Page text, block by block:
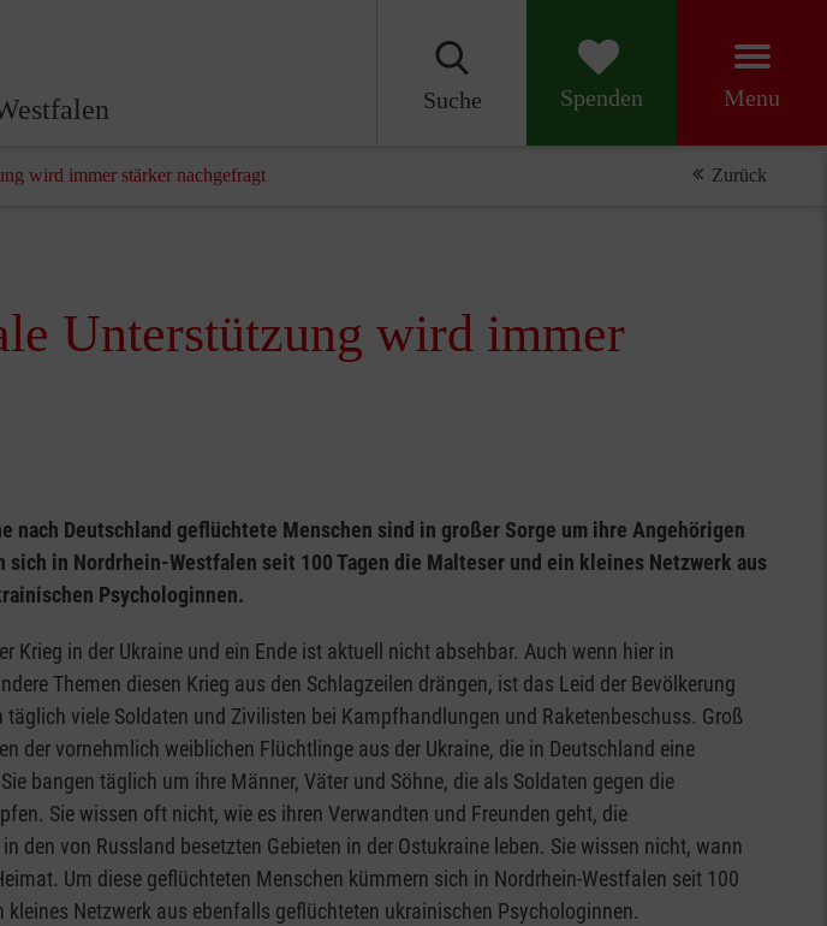
Suche Spenden Menu
wird immer stärker nachgefragt Zurück
Unterstützung wird immer
nach Deutschland geflüchtete Menschen sind in großer Sorge um ihre Angehörigen
sich in Nordrhein-Westfalen seit 100 Tagen die Malteser und ein kleines Netzwerk aus
Psychologinnen.
Krieg in der Ukraine und ein Ende ist aktuell nicht absehbar. Auch wenn hier in
Themen diesen Krieg aus den Schlagzeilen drängen, ist das Leid der Bevölkerung
täglich viele Soldaten und Zivilisten bei Kampfhandlungen und Raketenbeschuss. Groß
der vornehmlich weiblichen Flüchtlinge aus der Ukraine, die in Deutschland eine
bangen täglich um ihre Männer, Väter und Söhne, die als Soldaten gegen die
Sie wissen oft nicht, wie es ihren Verwandten und Freunden geht, die
den von Russland besetzten Gebieten in der Ostukraine leben. Sie wissen nicht, wann
Um diese geflüchteten Menschen kümmern sich in Nordrhein-Westfalen seit 100
kleines Netzwerk aus ebenfalls geflüchteten ukrainischen Psychologinnen.